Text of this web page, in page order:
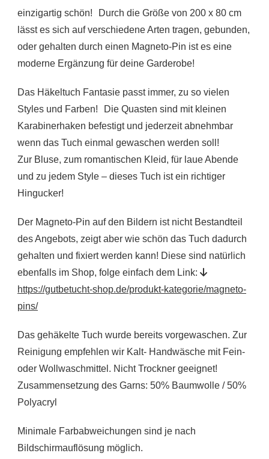
einzigartig schön! Durch die Größe von 200 x 80 cm
lässt es sich auf verschiedene Arten tragen, gebunden,
oder gehalten durch einen Magneto-Pin ist es eine
moderne Ergänzung für deine Garderobe!
Das Häkeltuch Fantasie passt immer, zu so vielen
Styles und Farben! Die Quasten sind mit kleinen
Karabinerhaken befestigt und jederzeit abnehmbar
wenn das Tuch einmal gewaschen werden soll!
Zur Bluse, zum romantischen Kleid, für laue Abende
und zu jedem Style – dieses Tuch ist ein richtiger
Hingucker!
Der Magneto-Pin auf den Bildern ist nicht Bestandteil
des Angebots, zeigt aber wie schön das Tuch dadurch
gehalten und fixiert werden kann! Diese sind natürlich
ebenfalls im Shop, folge einfach dem Link:
https://gutbetucht-shop.de/produkt-kategorie/magneto-
pins/
Das gehäkelte Tuch wurde bereits vorgewaschen. Zur
Reinigung empfehlen wir Kalt- Handwäsche mit Fein-
oder Wollwaschmittel. Nicht Trockner geeignet!
Zusammensetzung des Garns: 50% Baumwolle / 50%
Polyacryl
Minimale Farbabweichungen sind je nach
Bildschirmauflösung möglich.